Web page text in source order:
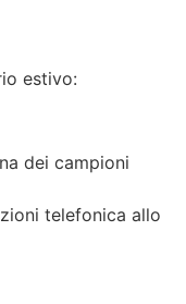
estivo:
dei campioni
telefonica allo